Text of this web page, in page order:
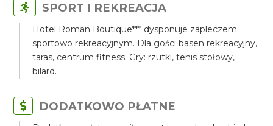
SPORT I REKREACJA
Hotel Roman Boutique*** dysponuje zapleczem
sportowo rekreacyjnym. Dla gości basen rekreacyjny,
taras, centrum fitness. Gry: rzutki, tenis stołowy,
bilard.
DODATKOWO PŁATNE